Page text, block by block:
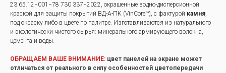
23.65.12−001−78 730 337−2022, окрашенные водно-дисперсионной
краской для защиты покрытий ВД-А-ПК (VinCore™), с фактурой камня,
под окраску либо в цвете по палитре. Изготавливаются из натурального
и экологически чистого сырья: минерального армирующего волокна,
цемента и воды.
ОБРАЩАЕМ ВАШЕ ВНИМАНИЕ: цвет панелей на экране может
отличаться от реального в силу особенностей цветопередачи